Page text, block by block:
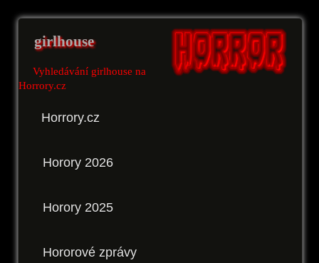
girlhouse
Vyhledávání girlhouse na
Horrory.cz
Horrory.cz
Horory 2026
Horory 2025
Hororové zprávy